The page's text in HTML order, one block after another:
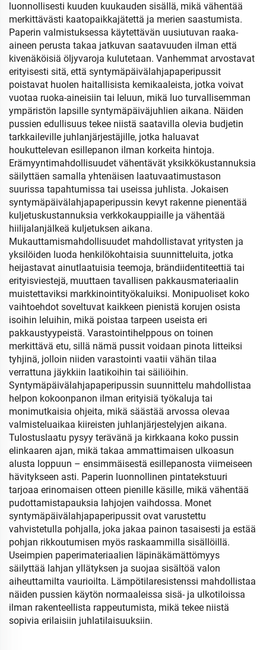
luonnollisesti kuuden kuukauden sisällä, mikä vähentää
merkittävästi kaatopaikkajätettä ja merien saastumista.
Paperin valmistuksessa käytettävän uusiutuvan raaka-
aineen perusta takaa jatkuvan saatavuuden ilman että
kivenäköisiä öljyvaroja kulutetaan. Vanhemmat arvostavat
erityisesti sitä, että syntymäpäivälahjapaperipussit
poistavat huolen haitallisista kemikaaleista, jotka voivat
vuotaa ruoka-aineisiin tai leluun, mikä luo turvallisemman
ympäristön lapsille syntymäpäiväjuhlien aikana. Näiden
pussien edullisuus tekee niistä saatavilla olevia budjetin
tarkkaileville juhlanjärjestäjille, jotka haluavat
houkuttelevan esillepanon ilman korkeita hintoja.
Erämyyntimahdollisuudet vähentävät yksikkökustannuksia
säilyttäen samalla yhtenäisen laatuvaatimustason
suurissa tapahtumissa tai useissa juhlista. Jokaisen
syntymäpäivälahjapaperipussin kevyt rakenne pienentää
kuljetuskustannuksia verkkokauppiaille ja vähentää
hiilijalanjälkeä kuljetuksen aikana.
Mukauttamismahdollisuudet mahdollistavat yritysten ja
yksilöiden luoda henkilökohtaisia suunnitteluita, jotka
heijastavat ainutlaatuisia teemoja, brändiidentiteettiä tai
erityisviestejä, muuttaen tavallisen pakkausmateriaalin
muistettaviksi markkinointityökaluiksi. Monipuoliset koko
vaihtoehdot soveltuvat kaikkeen pienistä korujen osista
isoihin leluihin, mikä poistaa tarpeen useista eri
pakkaustyypeistä. Varastointihelppous on toinen
merkittävä etu, sillä nämä pussit voidaan pinota litteiksi
tyhjinä, jolloin niiden varastointi vaatii vähän tilaa
verrattuna jäykkiin laatikoihin tai säiliöihin.
Syntymäpäivälahjapaperipussin suunnittelu mahdollistaa
helpon kokoonpanon ilman erityisiä työkaluja tai
monimutkaisia ohjeita, mikä säästää arvossa olevaa
valmisteluaikaa kiireisten juhlanjärjestelyjen aikana.
Tulostuslaatu pysyy terävänä ja kirkkaana koko pussin
elinkaaren ajan, mikä takaa ammattimaisen ulkoasun
alusta loppuun – ensimmäisestä esillepanosta viimeiseen
hävitykseen asti. Paperin luonnollinen pintatekstuuri
tarjoaa erinomaisen otteen pienille käsille, mikä vähentää
pudottamistapauksia lahjojen vaihdossa. Monet
syntymäpäivälahjapaperipussit ovat varustettu
vahvistetulla pohjalla, joka jakaa painon tasaisesti ja estää
pohjan rikkoutumisen myös raskaammilla sisällöillä.
Useimpien paperimateriaalien läpinäkämättömyys
säilyttää lahjan yllätyksen ja suojaa sisältöä valon
aiheuttamilta vaurioilta. Lämpötilaresistenssi mahdollistaa
näiden pussien käytön normaaleissa sisä- ja ulkotiloissa
ilman rakenteellista rappeutumista, mikä tekee niistä
sopivia erilaisiin juhlatilaisuuksiin.